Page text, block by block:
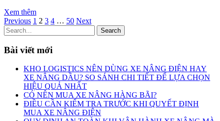
Xem thêm
Previous 1 2 3 4 … 50 Next
Search
Bài viết mới
KHO LOGISTICS NÊN DÙNG XE NÂNG ĐIỆN HAY
XE NÂNG DẦU? SO SÁNH CHI TIẾT ĐỂ LỰA CHỌN
HIỆU QUẢ NHẤT
CÓ NÊN MUA XE NÂNG HÀNG BÃI?
ĐIỀU CẦN KIỂM TRA TRƯỚC KHI QUYẾT ĐỊNH
MUA XE NÂNG ĐIỆN